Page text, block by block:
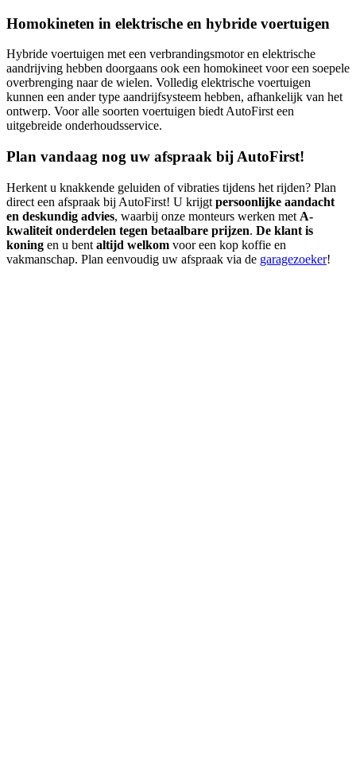
Homokineten in elektrische en hybride voertuigen
Hybride voertuigen met een verbrandingsmotor en elektrische
aandrijving hebben doorgaans ook een homokineet voor een soepele
overbrenging naar de wielen. Volledig elektrische voertuigen
kunnen een ander type aandrijfsysteem hebben, afhankelijk van het
ontwerp. Voor alle soorten voertuigen biedt AutoFirst een
uitgebreide onderhoudsservice.
Plan vandaag nog uw afspraak bij AutoFirst!
Herkent u knakkende geluiden of vibraties tijdens het rijden? Plan
direct een afspraak bij AutoFirst! U krijgt persoonlijke aandacht
en deskundig advies, waarbij onze monteurs werken met A-
kwaliteit onderdelen tegen betaalbare prijzen. De klant is
koning en u bent altijd welkom voor een kop koffie en
vakmanschap. Plan eenvoudig uw afspraak via de garagezoeker!